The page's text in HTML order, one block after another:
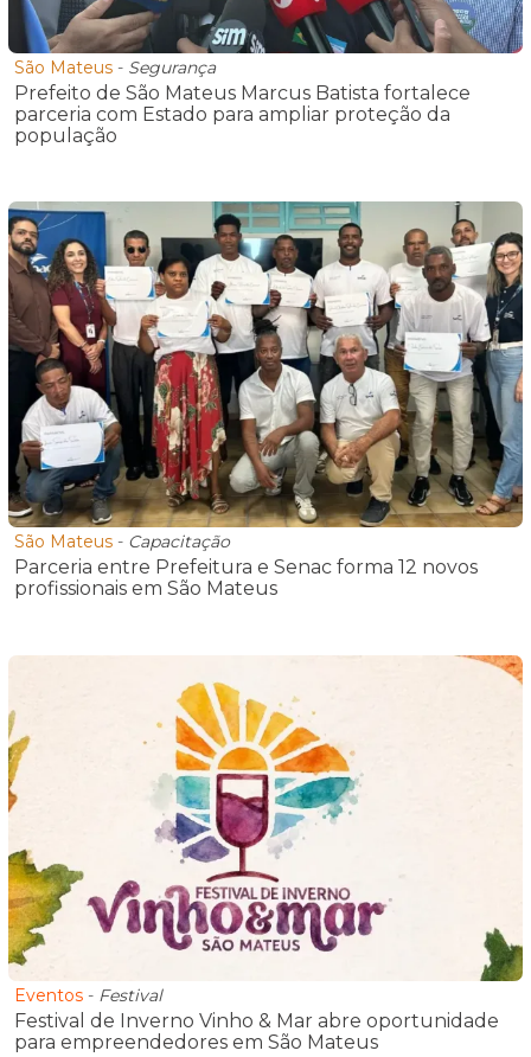
São Mateus - Segurança
Prefeito de São Mateus Marcus Batista fortalece
parceria com Estado para ampliar proteção da
população
São Mateus - Capacitação
Parceria entre Prefeitura e Senac forma 12 novos
profissionais em São Mateus
Eventos - Festival
Festival de Inverno Vinho & Mar abre oportunidade
para empreendedores em São Mateus